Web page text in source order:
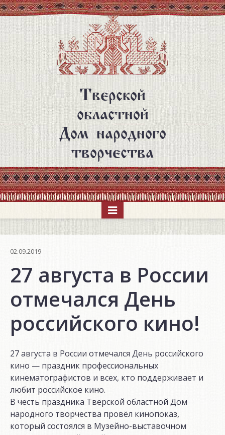
Перейти
к
основному
содержанию
Тверской
областной
Дом народного
творчества
02.09.2019
27 августа в России
отмечался День
российского кино!
27 августа в России отмечался День российского
кино — праздник профессиональных
кинематографистов и всех, кто поддерживает и
любит российское кино.
В честь праздника Тверской областной Дом
народного творчества провёл кинопоказ,
который состоялся в Музейно-выставочном